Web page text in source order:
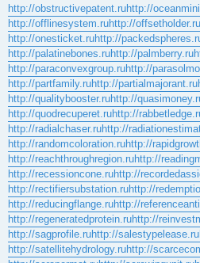
s
t
http://obstructivepatent.ruhttp://
http://offlinesystem.ruhttp://offsetholder.ru
http://onesticket.ruhttp://
http://palatinebones.ruhttp://palmberry.ru
http://paraconvexgroup.ruhttp://
http://partfamily.ruhttp://partialmajorant.ru
http://qualitybooster.ruhttp://
http://quodrecuperet.ruhttp://
http://radialchaser.ruhttp://
http://randomcoloration.ruhttp://
http://reachthroughregion.ruhttp://
http://recessioncone.ruhttp://
http://rectifiersubstation.ruhttp://
http://reducingflange.ruhttp://
http://regeneratedprotein.ruhttp://
http://sagprofile.ruhttp://salestypelease.ru
http://satellitehydrology.ruhttp://